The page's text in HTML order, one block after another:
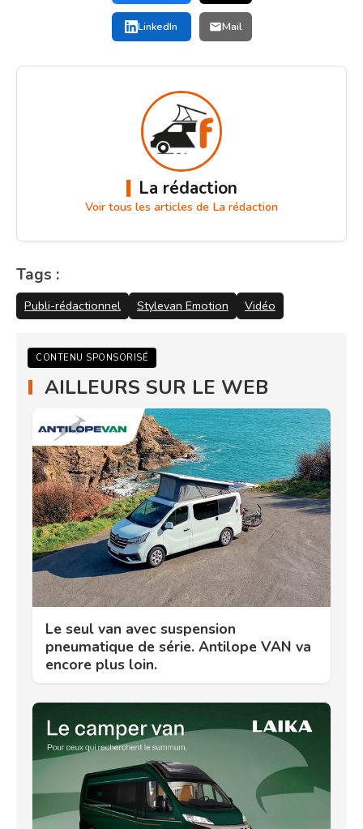
LinkedIn Mail
La rédaction
Voir tous les articles de La rédaction
Tags :
Publi-rédactionnel Stylevan Emotion Vidéo
CONTENU SPONSORISÉ
AILLEURS SUR LE WEB
Le seul van avec suspension
pneumatique de série. Antilope VAN va
encore plus loin.